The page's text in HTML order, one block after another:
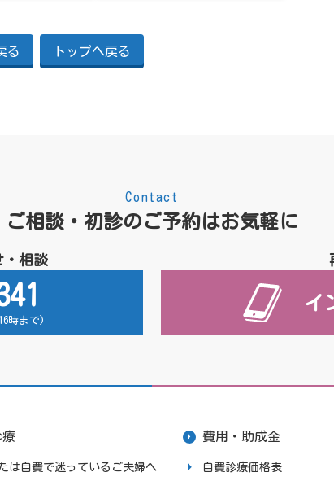
る トップへ戻る
ご相談・初診のご予約はお気軽に
Contact
・相談
時まで)
イ
療
は自費で迷っているご夫婦へ
費用・助成金
自費診療価格表